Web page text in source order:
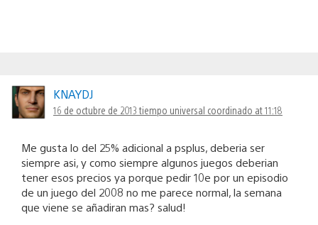
KNAYDJ
16 de octubre de 2013 tiempo universal coordinado at 11:18
Me gusta lo del 25% adicional a psplus, deberia ser
siempre asi, y como siempre algunos juegos deberian
tener esos precios ya porque pedir 10e por un episodio
de un juego del 2008 no me parece normal, la semana
que viene se añadiran mas? salud!